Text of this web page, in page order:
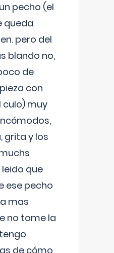
pecho (el
queda
pero del
blando no,
de
con
culo) muy
grita y los
que
ese pecho
mas
no tome la
de cómo